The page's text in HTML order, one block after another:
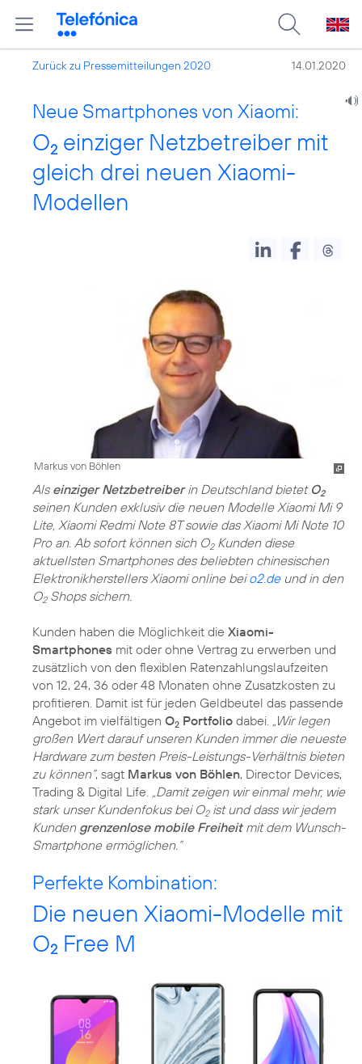
Zurück zu Pressemitteilungen 2020 14.01.2020
Neue Smartphones von Xiaomi:
O2 einziger Netzbetreiber mit
gleich drei neuen Xiaomi-
Modellen
Markus von Böhlen
Als einziger Netzbetreiberin Deutschland bietet O2
seinen Kunden exklusiv die neuen Modelle Xiaomi Mi 9
Lite, Xiaomi Redmi Note 8T sowie das Xiaomi Mi Note 10
Pro an. Ab sofort können sich O2Kunden diese
aktuellsten Smartphones des beliebten chinesischen
Elektronikherstellers Xiaomi online beio2.deund in den
O2Shops sichern.
Kunden haben die Möglichkeit die Xiaomi-
Smartphones mit oder ohne Vertrag zu erwerben und
zusätzlich von den flexiblen Ratenzahlungslaufzeiten
von 12, 24, 36 oder 48 Monaten ohne Zusatzkosten zu
profitieren. Damit ist für jeden Geldbeutel das passende
Angebot im vielfältigen O2 Portfolio dabei.
„Wir legen
großen Wert darauf unseren Kunden immer die neueste
Hardware zum besten Preis-Leistungs-Verhältnis bieten
zu können“, sagt Markus von Böhlen, Director Devices,
Trading & Digital Life.
„Damit zeigen wir einmal mehr, wie
stark unser Kundenfokus bei O2ist und dass wir jedem
Kunden grenzenlose mobile Freiheitmit dem Wunsch-
Perfekte Kombination:
Die neuen Xiaomi-Modelle mit
O2 Free M